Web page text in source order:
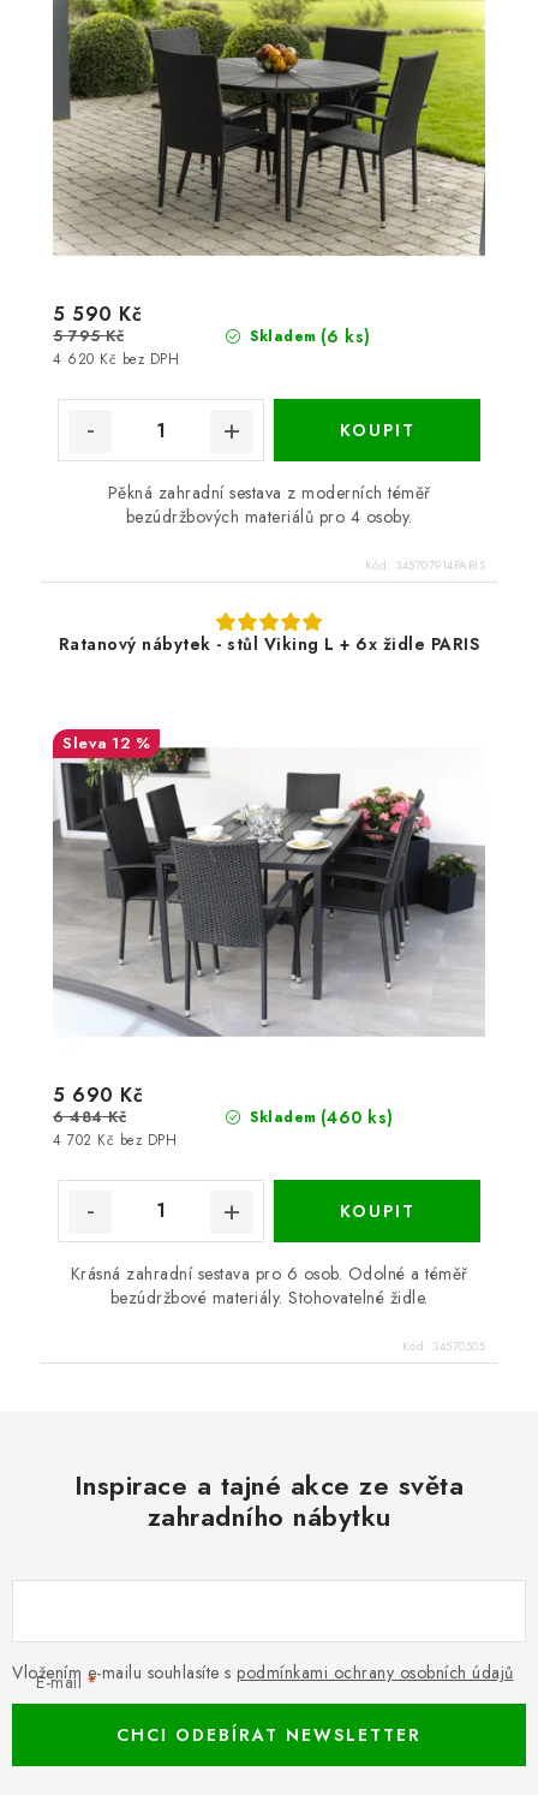
Skladem (6 ks)
4 620 Kč bez DPH
5 590 Kč
5 795 Kč
Pěkná zahradní sestava z moderních téměř
bezúdržbových materiálů pro 4 osoby.
Kód: 345707914PARIS
Ratanový nábytek - stůl Viking L + 6x židle PARIS
12 %
Skladem (460 ks)
4 702 Kč bez DPH
5 690 Kč
6 484 Kč
Krásná zahradní sestava pro 6 osob. Odolné a téměř
bezúdržbové materiály. Stohovatelné židle.
Kód: 34570505
Inspirace a tajné akce ze světa
zahradního nábytku
E-mail
Vložením e-mailu souhlasíte s podmínkami ochrany osobních údajů
CHCI ODEBÍRAT NEWSLETTER